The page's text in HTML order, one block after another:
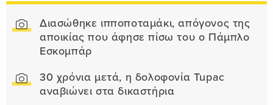
Διασώθηκε ιπποποταμάκι, απόγονος της
αποικίας που άφησε πίσω του ο Πάμπλο
Εσκομπάρ
30 χρόνια μετά, η δολοφονία Tupac
αναβιώνει στα δικαστήρια